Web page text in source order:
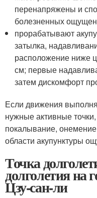
перенапряжены и
болезненных
прорабатывают
затылка,
расположение ниже
см; первые
затем дискомфорт
Если движения
нужные активные
покалывание,
области акупунктуры
Точка
долголетия на
Цзу-сан-ли